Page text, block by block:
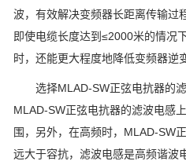
波，有效解决变频器长距离传输过
即使电缆长度达到≤2000米的情况
时，还能更大程度地降低变频器逆
选择MLAD-SW正弦电抗器的滤
MLAD-SW正弦电抗器的滤波电感
围，另外，在高频时，MLAD-SW
远大于容抗，滤波电感是高频谐波